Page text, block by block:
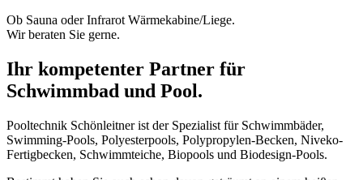
Ob Sauna oder Infrarot Wärmekabine/Liege.
Wir beraten Sie gerne.
Ihr kompetenter Partner für
Schwimmbad und Pool.
Pooltechnik Schönleitner ist der Spezialist für Schwimmbäder,
Swimming-Pools, Polyesterpools, Polypropylen-Becken, Niveko-
Fertigbecken, Schwimmteiche, Biopools und Biodesign-Pools.